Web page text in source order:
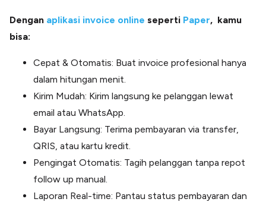
Dengan aplikasi invoice online seperti Paper, kamu
bisa:
Cepat & Otomatis: Buat invoice profesional hanya
dalam hitungan menit.
Kirim Mudah: Kirim langsung ke pelanggan lewat
email atau WhatsApp.
Bayar Langsung: Terima pembayaran via transfer,
QRIS, atau kartu kredit.
Pengingat Otomatis: Tagih pelanggan tanpa repot
follow up manual.
Laporan Real-time: Pantau status pembayaran dan